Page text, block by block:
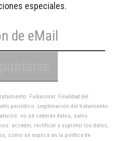
especiales.
Fuikaomar. Finalidad del
periódico. Legitimación del tratamiento:
no se cederán datos, salvo
acceder, rectificar y suprimir los datos,
como se explica en la política de